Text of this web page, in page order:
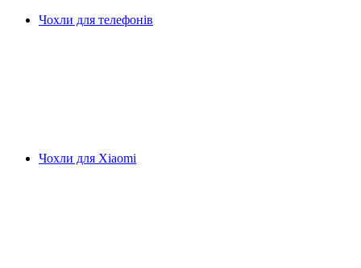
Чохли для телефонів
Чохли для Xiaomi